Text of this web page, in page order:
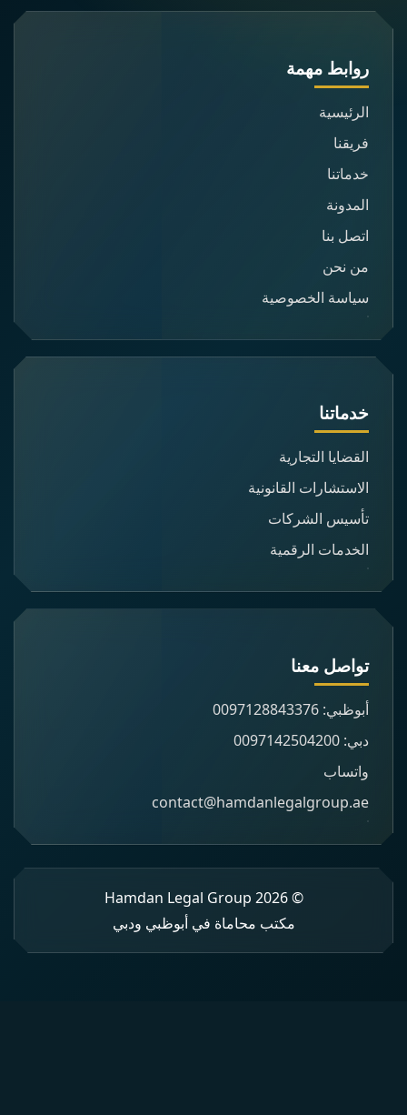
روابط مهمة
الرئيسية
فريقنا
خدماتنا
المدونة
اتصل بنا
من نحن
سياسة الخصوصية
خدماتنا
القضايا التجارية
الاستشارات القانونية
تأسيس الشركات
الخدمات الرقمية
تواصل معنا
أبوظبي: 0097128843376
دبي: 0097142504200
واتساب
contact@hamdanlegalgroup.ae
© 2026 Hamdan Legal Group
مكتب محاماة في أبوظبي ودبي